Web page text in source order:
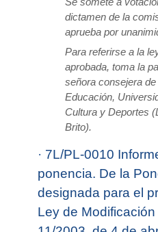
dictamen de la
aprueba por
Para referirse a la
aprobada, toma la
señora consejera de
Educación,
Cultura y Deportes
Brito).
· 7L/PL-0010
ponencia. De la
designada para el
Ley de